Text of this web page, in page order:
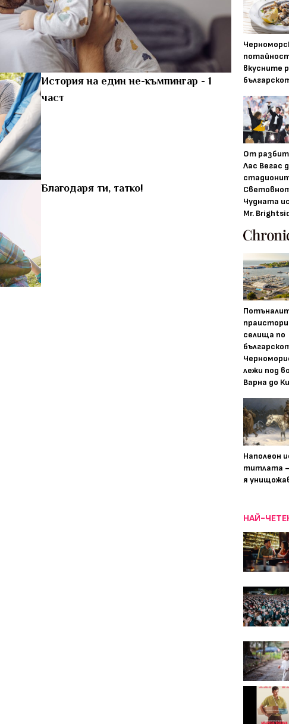
История на един не-къмпингар - 1
част
Благодаря ти, татко!
вкусните
От
Лас Вегас
Чудната
Mr.
селища по
лежи под
Варна до
Наполеон
титлата
я
НАЙ-